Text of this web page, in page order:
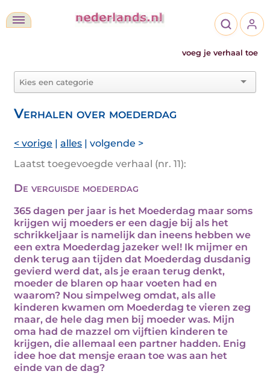
voeg je verhaal toe
Verhalen over moederdag
< vorige | alles | volgende >
Laatst toegevoegde verhaal (nr. 11):
De verguisde moederdag
365 dagen per jaar is het Moederdag maar soms
krijgen wij moeders er een dagje bij als het
schrikkeljaar is namelijk dan ineens hebben we
een extra Moederdag jazeker wel! Ik mijmer en
denk terug aan tijden dat Moederdag dusdanig
gevierd werd dat, als je eraan terug denkt,
moeder de blaren op haar voeten had en
waarom? Nou simpelweg omdat, als alle
kinderen kwamen om Moederdag te vieren zeg
maar, de hele dag men bij moeder was. Mijn
oma had de mazzel om vijftien kinderen te
krijgen, die allemaal een partner hadden. Enig
idee hoe dat mensje eraan toe was aan het
einde van de dag?